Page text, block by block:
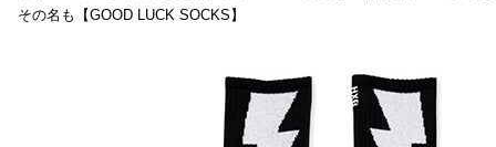
その名も【GOOD LUCK SOCKS】